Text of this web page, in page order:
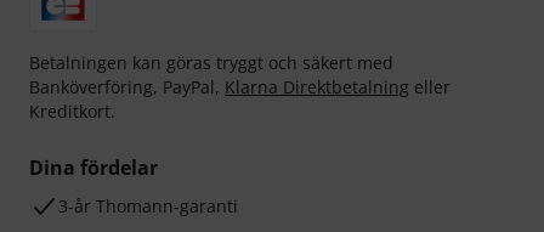
Betalningen kan göras tryggt och säkert med
Banköverföring, PayPal, Klarna Direktbetalning eller
Kreditkort.
Dina fördelar
3-år Thomann-garanti